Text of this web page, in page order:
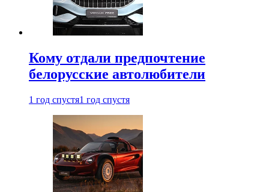
Кому отдали предпочтение
белорусские автолюбители
1 год спустя1 год спустя